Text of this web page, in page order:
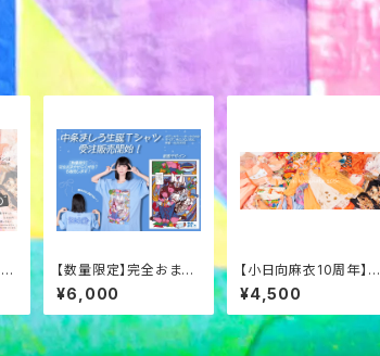
【数量限定】完全おまか
せ中条ましろ生誕Ｔ
¥6,000
【小日向麻衣10周年】ま
いちゃんといっしょロン
T２
¥4,500